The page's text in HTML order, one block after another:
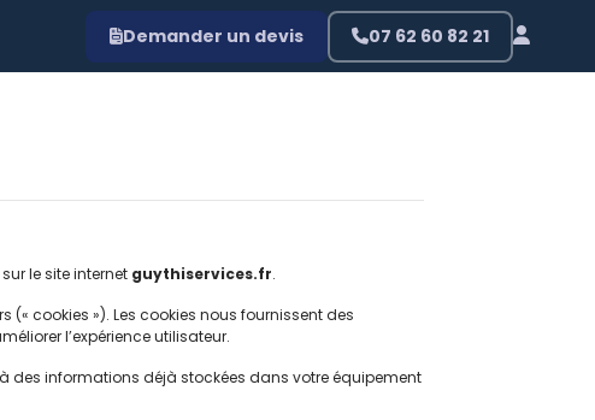
Demander un devis 07 62 60 82 21
le site internet guythiservices.fr.
(« cookies »). Les cookies nous fournissent des
l’expérience utilisateur.
des informations déjà stockées dans votre équipement